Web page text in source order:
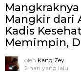
Mangkir dari
Kadis
Memimpin,
oleh Kang Zey
2 hari yang lalu